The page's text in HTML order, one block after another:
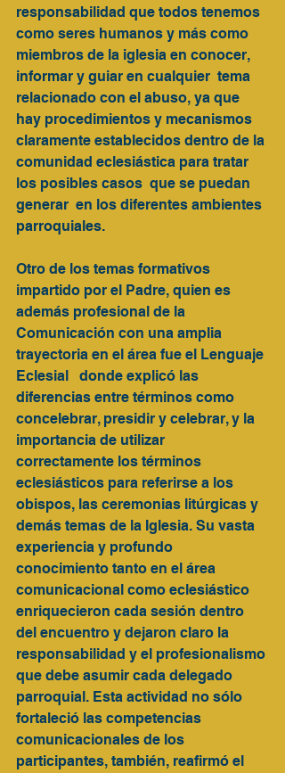
responsabilidad que todos tenemos
como seres humanos y más como
miembros de la iglesia en conocer,
informar y guiar en cualquier  tema
relacionado con el abuso, ya que
hay procedimientos y mecanismos
claramente establecidos dentro de la
comunidad eclesiástica para tratar
los posibles casos  que se puedan
generar  en los diferentes ambientes
parroquiales.
Otro de los temas formativos
impartido por el Padre, quien es
además profesional de la
Comunicación con una amplia
trayectoria en el área fue el Lenguaje
Eclesial   donde explicó las
diferencias entre términos como
concelebrar, presidir y celebrar, y la
importancia de utilizar
correctamente los términos
eclesiásticos para referirse a los
obispos, las ceremonias litúrgicas y
demás temas de la Iglesia. Su vasta
experiencia y profundo
conocimiento tanto en el área
comunicacional como eclesiástico
enriquecieron cada sesión dentro
del encuentro y dejaron claro la
responsabilidad y el profesionalismo
que debe asumir cada delegado
parroquial. Esta actividad no sólo
fortaleció las competencias
comunicacionales de los
participantes, también, reafirmó el